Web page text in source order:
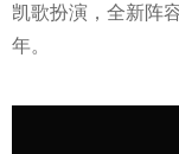
凯歌扮演，全新阵
年。